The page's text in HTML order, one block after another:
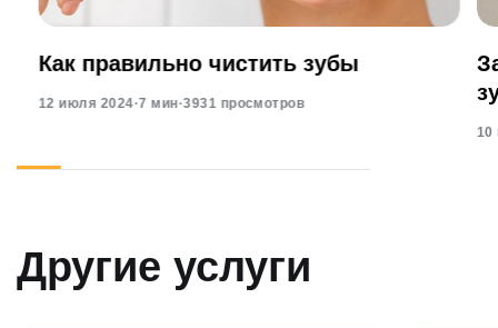
Как правильно чистить зубы
12 июля 2024·7 мин·3931 просмотров
10
Другие услуги